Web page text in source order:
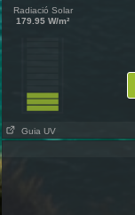
Radiació Solar
179.95 W/m²
Guia UV